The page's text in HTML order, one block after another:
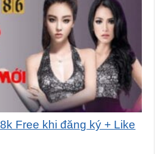
Free khi đăng ký + Like